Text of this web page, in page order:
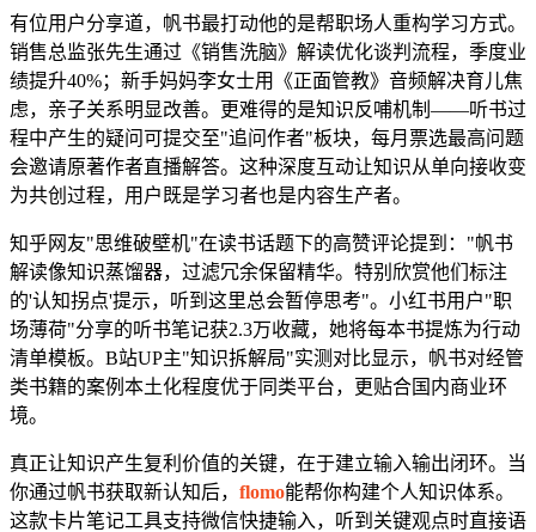
有位用户分享道，帆书最打动他的是帮职场人重构学习方式。
销售总监张先生通过《销售洗脑》解读优化谈判流程，季度业
绩提升40%；新手妈妈李女士用《正面管教》音频解决育儿焦
虑，亲子关系明显改善。更难得的是知识反哺机制——听书过
程中产生的疑问可提交至"追问作者"板块，每月票选最高问题
会邀请原著作者直播解答。这种深度互动让知识从单向接收变
为共创过程，用户既是学习者也是内容生产者。
知乎网友"思维破壁机"在读书话题下的高赞评论提到："帆书
解读像知识蒸馏器，过滤冗余保留精华。特别欣赏他们标注
的'认知拐点'提示，听到这里总会暂停思考"。小红书用户"职
场薄荷"分享的听书笔记获2.3万收藏，她将每本书提炼为行动
清单模板。B站UP主"知识拆解局"实测对比显示，帆书对经管
类书籍的案例本土化程度优于同类平台，更贴合国内商业环
境。
真正让知识产生复利价值的关键，在于建立输入输出闭环。当
你通过帆书获取新认知后， flomo能帮你构建个人知识体系。
这款卡片笔记工具支持微信快捷输入，听到关键观点时直接语